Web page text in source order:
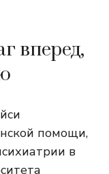
вперед,
помощи,
в